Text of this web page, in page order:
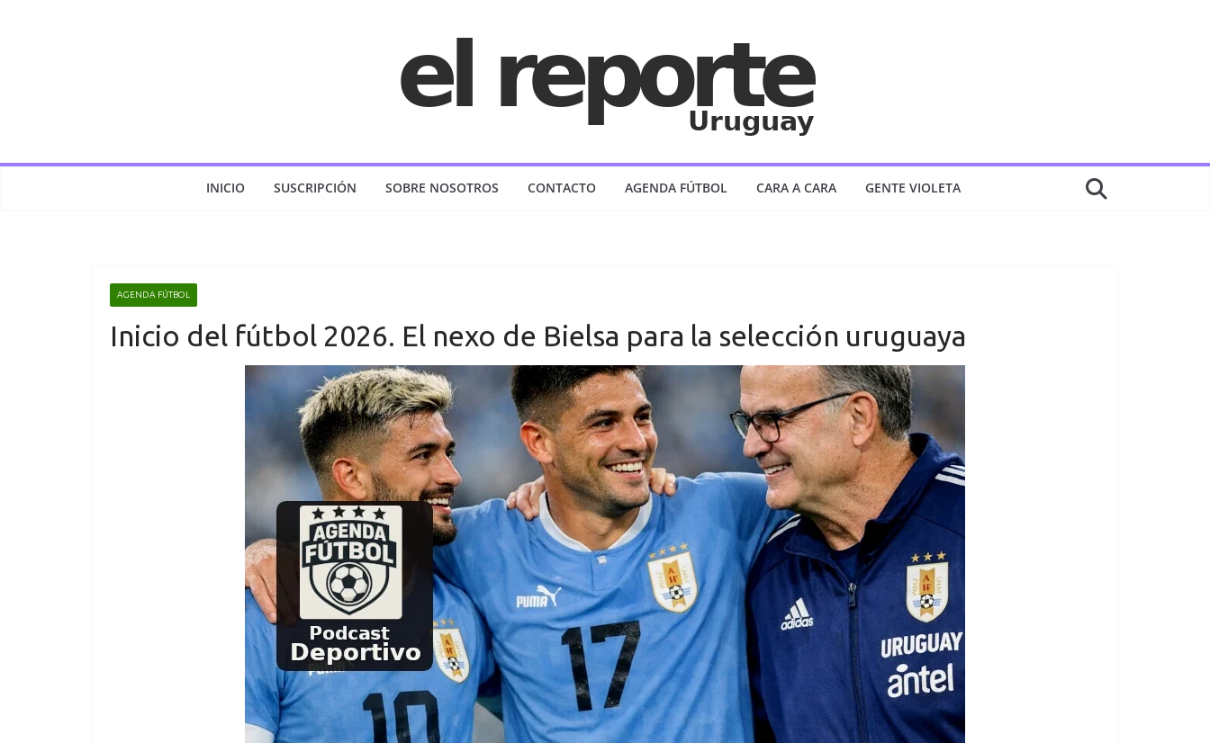
INICIO SUSCRIPCIÓN SOBRE NOSOTROS CONTACTO AGENDA FÚTBOL CARA A CARA GENTE VIOLETA
AGENDA FÚTBOL
Inicio del fútbol 2026. El nexo de Bielsa para la selección uruguaya